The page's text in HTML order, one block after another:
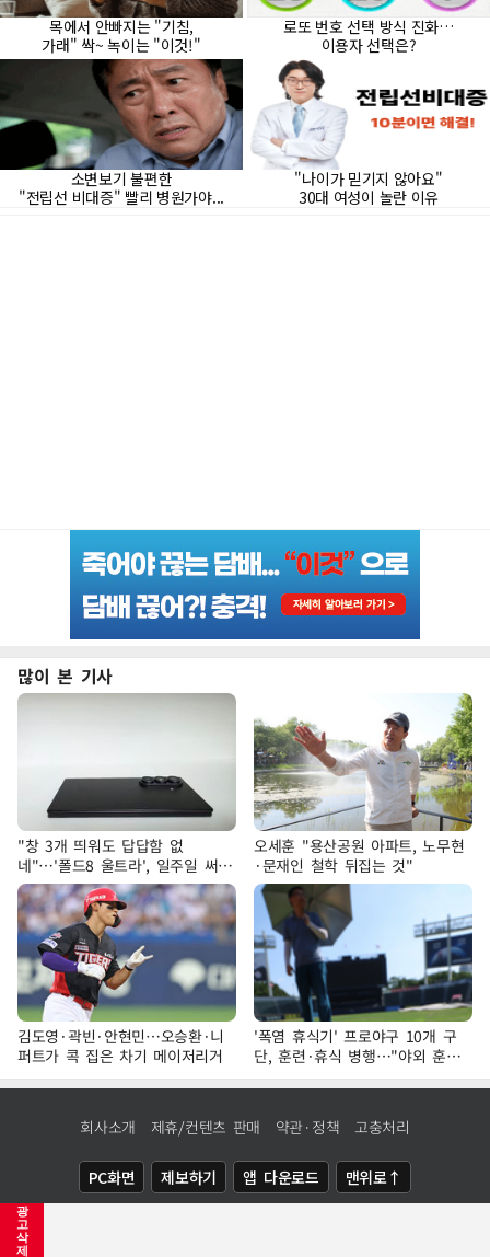
광
고
삭
제
많이 본 기사
"창 3개 띄워도 답답함 없
네"…'폴드8 울트라', 일주일 써보
니
오세훈 "용산공원 아파트, 노무현
·문재인 철학 뒤집는 것"
김도영·곽빈·안현민…오승환·니
퍼트가 콕 집은 차기 메이저리거
'폭염 휴식기' 프로야구 10개 구
단, 훈련·휴식 병행…"야외 훈련
해도 안전 최우선"
회사소개 제휴/컨텐츠 판매 약관·정책 고충처리
PC화면 제보하기 앱 다운로드 맨위로↑